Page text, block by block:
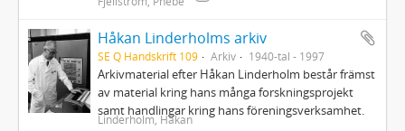
Håkan Linderholms arkiv
SE Q Handskrift 109 Arkiv 1940-tal - 1997
Arkivmaterial efter Håkan Linderholm består främst
av material kring hans många forskningsprojekt
samt handlingar kring hans föreningsverksamhet.
Linderholm, Håkan